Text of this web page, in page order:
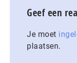
Geef een
Je moet
plaatsen.